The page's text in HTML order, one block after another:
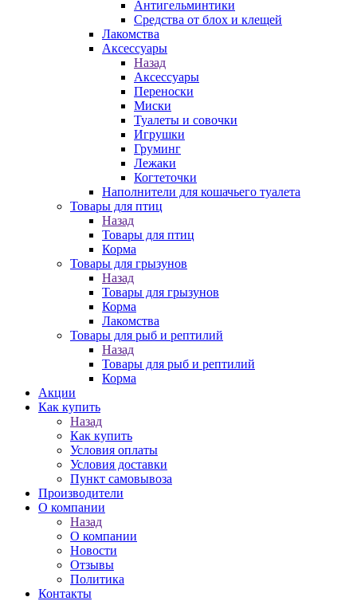
Антигельминтики
Средства от блох и клещей
Лакомства
Аксессуары
Назад
Аксессуары
Переноски
Миски
Туалеты и совочки
Игрушки
Груминг
Лежаки
Когтеточки
Наполнители для кошачьего туалета
Товары для птиц
Назад
Товары для птиц
Корма
Товары для грызунов
Назад
Товары для грызунов
Корма
Лакомства
Товары для рыб и рептилий
Назад
Товары для рыб и рептилий
Корма
Акции
Как купить
Назад
Как купить
Условия оплаты
Условия доставки
Пункт самовывоза
Производители
О компании
Назад
О компании
Новости
Отзывы
Политика
Контакты